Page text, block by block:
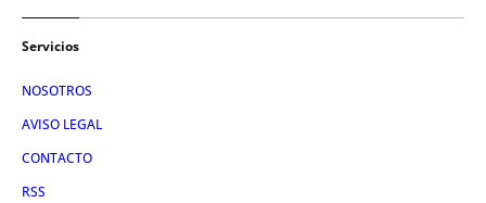
Servicios
NOSOTROS
AVISO LEGAL
CONTACTO
RSS